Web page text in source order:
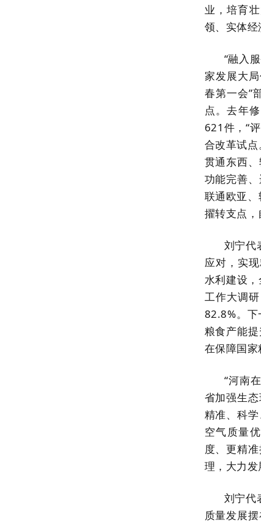
业，培育
领、实体
“融入
家发展大
春第一会”
点。去年
621件，“
合改革试点
贯通东西
功能完善
联通欧亚
擢转支点，
刘宁代
应对，实
水利建设
工作大调
82.8%。
粮食产能
在保障国家
“河南
省加强生
精准、科
空气质量
度、更精
理，大力发
刘宁代
质量发展